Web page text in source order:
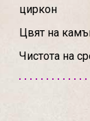
циркон
Цвят на
Чистота на